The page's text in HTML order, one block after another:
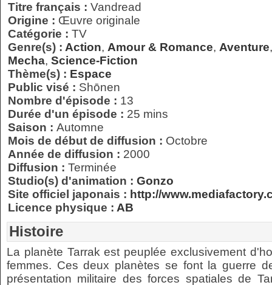
Titre français : Vandread
Origine : Œuvre originale
Catégorie : TV
Genre(s) : Action, Amour & Romance, Aventure
Mecha, Science-Fiction
Thème(s) : Espace
Public visé : Shōnen
Nombre d'épisode : 13
Durée d'un épisode : 25 mins
Saison : Automne
Mois de début de diffusion : Octobre
Année de diffusion : 2000
Diffusion : Terminée
Studio(s) d'animation : Gonzo
Site officiel japonais : http://
Licence physique : AB
Histoire
La planète Tarrak est peuplée exclusivement
femmes. Ces deux planètes se font la guerre
présentation militaire des forces spatiales de